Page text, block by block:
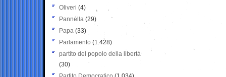
Oliveri (4)
Pannella (29)
Papa (33)
Parlamento (1.428)
partito del popolo della libertà
(30)